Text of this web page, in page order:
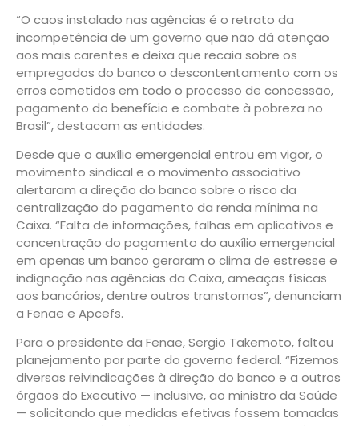
“O caos instalado nas agências é o retrato da
incompetência de um governo que não dá atenção
aos mais carentes e deixa que recaia sobre os
empregados do banco o descontentamento com os
erros cometidos em todo o processo de concessão,
pagamento do benefício e combate à pobreza no
Brasil”, destacam as entidades.
Desde que o auxílio emergencial entrou em vigor, o
movimento sindical e o movimento associativo
alertaram a direção do banco sobre o risco da
centralização do pagamento da renda mínima na
Caixa. “Falta de informações, falhas em aplicativos e
concentração do pagamento do auxílio emergencial
em apenas um banco geraram o clima de estresse e
indignação nas agências da Caixa, ameaças físicas
aos bancários, dentre outros transtornos”, denunciam
a Fenae e Apcefs.
Para o presidente da Fenae, Sergio Takemoto, faltou
planejamento por parte do governo federal. “Fizemos
diversas reivindicações à direção do banco e a outros
órgãos do Executivo — inclusive, ao ministro da Saúde
— solicitando que medidas efetivas fossem tomadas